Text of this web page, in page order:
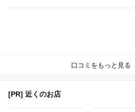
口コミをもっと見る
[PR] 近くのお店